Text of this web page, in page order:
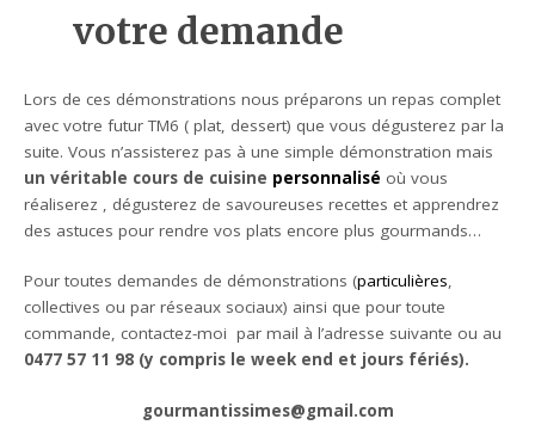
votre demande
Lors de ces démonstrations nous préparons un repas complet
avec votre futur TM6 ( plat, dessert) que vous dégusterez par la
suite. Vous n’assisterez pas à une simple démonstration mais
un véritable cours de cuisine personnalisé où vous
réaliserez , dégusterez de savoureuses recettes et apprendrez
des astuces pour rendre vos plats encore plus gourmands…
Pour toutes demandes de démonstrations (particulières,
collectives ou par réseaux sociaux) ainsi que pour toute
commande, contactez-moi par mail à l’adresse suivante ou au
0477 57 11 98 (y compris le week end et jours fériés).
gourmantissimes@gmail.com